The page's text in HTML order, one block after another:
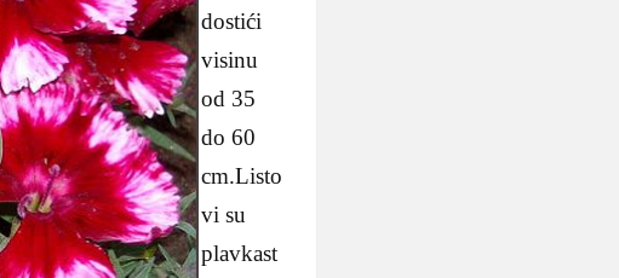
dostići
visinu
od 35
do 60
cm.Listo
vi su
plavkast